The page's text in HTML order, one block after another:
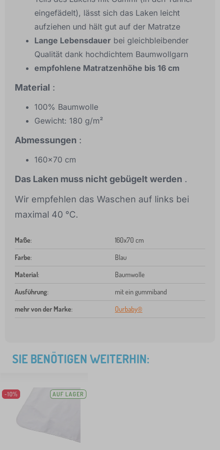
eingefädelt), lässt sich das Laken leicht
aufziehen und hält gut auf der Matratze
Lange Lebensdauer bei gleichbleibender
Qualität dank hochdichtem Baumwollgarn
empfohlene Matratzenhöhe bis 16 cm
Material :
100% Baumwolle
Gewicht: 180 g/m²
Abmessungen :
160x70 cm
Das Laken muss nicht gebügelt werden .
Wir empfehlen das Waschen auf links bei
maximal 40 °C.
Maße: 160x70 cm
Farbe: Blau
Material: Baumwolle
Ausführung: mit ein gummiband
mehr von der Marke: Ourbaby®
SIE BENÖTIGEN WEITERHIN:
-10% AUF LAGER